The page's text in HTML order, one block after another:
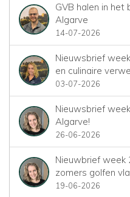
GVB halen in het
Algarve
14-07-2026
Nieuwsbrief
en culinaire
03-07-2026
Nieuwsbrief
Algarve!
26-06-2026
Nieuwbrief week
zomers golfen
19-06-2026